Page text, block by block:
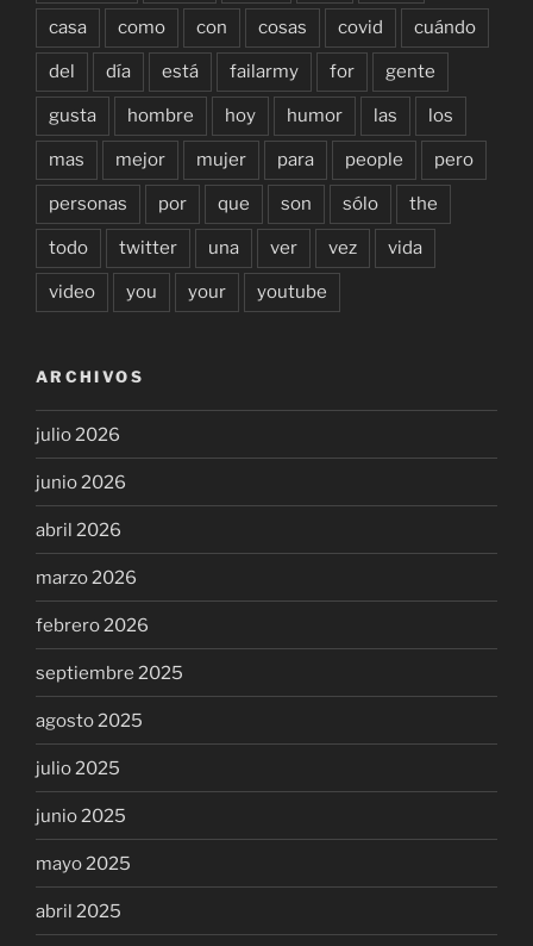
casa como con cosas covid cuándo
del día está failarmy for gente
gusta hombre hoy humor las los
mas mejor mujer para people pero
personas por que son sólo the
todo twitter una ver vez vida
video you your youtube
ARCHIVOS
julio 2026
junio 2026
abril 2026
marzo 2026
febrero 2026
septiembre 2025
agosto 2025
julio 2025
junio 2025
mayo 2025
abril 2025